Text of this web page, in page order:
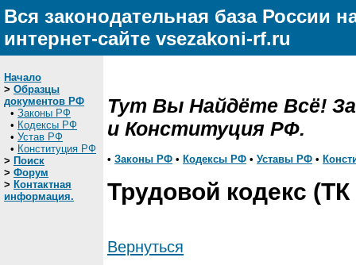
Вся законодательная база России
интернет-сайте vsezakoni-rf.ru
Начало
> Образцы
документов РФ
• Законы РФ
• Кодексы РФ
• Устав РФ
• Конституция РФ
> Поиск
> Форум
> Контактная
информация.
Тут Вы Найдёте Всё!
и Конституция РФ.
• Законы РФ • Кодексы РФ • Уставы РФ •
Трудовой кодекс
Вернуться